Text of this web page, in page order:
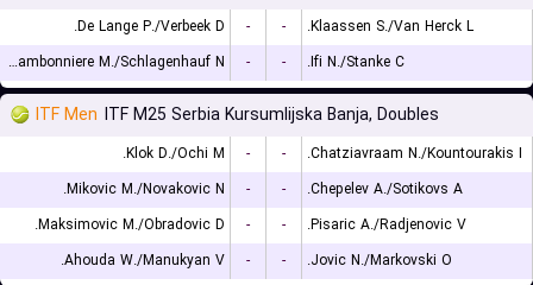
De Lange P./Verbeek D. - -
Klaassen S./Van Herck L.
Chambonniere M./Schlagenhauf N.
- - Ifi N./Stanke C.
ITF Men ITF M25 Serbia Kursumlijska Banja, Doubles
Klok D./Ochi M. - -
Chatziavraam N./Kountourakis I.
Mikovic M./Novakovic N.
- -
Chepelev A./Sotikovs A.
Maksimovic M./Obradovic D.
- -
Pisaric A./Radjenovic V.
Ahouda W./Manukyan V.
- - Jovic N./Markovski O.